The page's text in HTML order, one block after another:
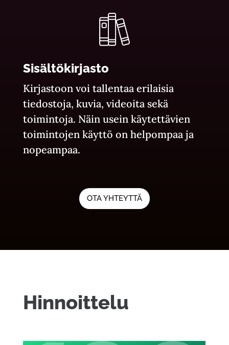
Sisältökirjasto
Kirjastoon voi tallentaa erilaisia
tiedostoja, kuvia, videoita sekä
toimintoja. Näin usein käytettävien
toimintojen käyttö on helpompaa ja
nopeampaa.
OTA YHTEYTTÄ
Hinnoittelu